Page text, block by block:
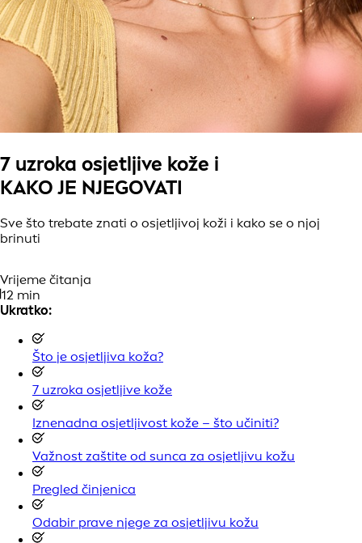
7 uzroka osjetljive kože i
KAKO JE NJEGOVATI
Sve što trebate znati o osjetljivoj koži i kako se o njoj
brinuti
Vrijeme čitanja
12 min
Ukratko:
Što je osjetljiva koža?
7 uzroka osjetljive kože
Iznenadna osjetljivost kože – što učiniti?
Važnost zaštite od sunca za osjetljivu kožu
Pregled činjenica
Odabir prave njege za osjetljivu kožu